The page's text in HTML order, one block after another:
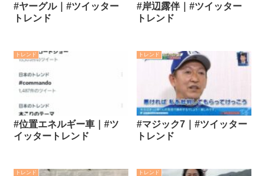
#ヤーグル｜#ツイッター
トレンド
#岸辺露伴｜#ツイッター
トレンド
トレンド
#位置エネルギー車｜#ツ
イッタートレンド
トレンド
#マジック7｜#ツイッター
トレンド
トレンド トレンド